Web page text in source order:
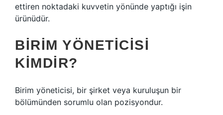
ettiren noktadaki kuvvetin yönünde yaptığı işin
ürünüdür.
BIRIM YÖNETICISI
KIMDIR?
Birim yöneticisi, bir şirket veya kuruluşun bir
bölümünden sorumlu olan pozisyondur.